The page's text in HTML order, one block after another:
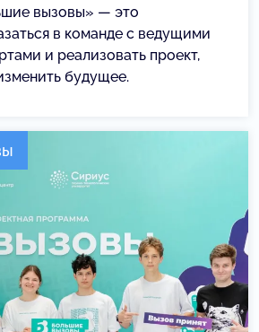
вызовы» — это
в команде с ведущими
и реализовать проект,
будущее.